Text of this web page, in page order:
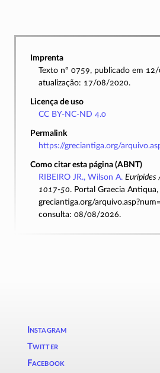
Imprenta
Texto nº 0759, publicado em
atualização: 17/08/2020.
Licença de uso
CC BY-NC-ND 4.0
Permalink
https://greciantiga.org/
Como citar esta página (ABNT)
RIBEIRO JR., Wilson A. Eurípides
1017-50. Portal Graecia Antiqua,
greciantiga.org/
consulta: 08/08/2026.
Instagram
Twitter
Facebook